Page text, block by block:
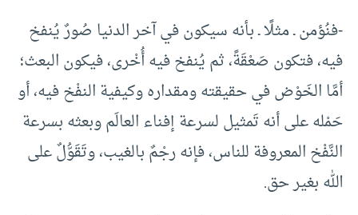
-فنُؤمن ـ مثلًا ـ بأنه سيكون في آخر الدنيا صُورٌ يُنفخ
فيه، فتكون صَعْقَةً، ثم يُنفخ فيه أُخْرى، فيكون البعث؛
أمَّا الخَوْض في حقيقته ومقداره وكيفية النفْخ فيه، أو
حَمْله على أنه تَمثيل لسرعة إفناء العالَم وبعثه بسرعة
النَّفْخ المعروفة للناس، فإنه رجْمٌ بالغيب، وتَقَوُّلٌ على
الله بغير حق.